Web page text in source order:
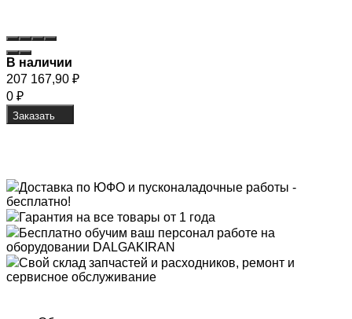
В наличии
207 167,90 ₽
0 ₽
Заказать
Доставка по ЮФО и пусконаладочные работы -
бесплатно!
Гарантия на все товары от 1 года
Бесплатно обучим ваш персонал работе на
оборудовании DALGAKIRAN
Свой склад запчастей и расходников, ремонт и
сервисное обслуживание